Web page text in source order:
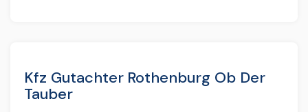
Kfz Gutachter Rothenburg Ob Der
Tauber